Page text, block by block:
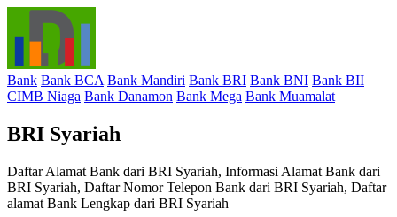
Bank Bank BCA Bank Mandiri Bank BRI Bank BNI Bank BII
CIMB Niaga Bank Danamon Bank Mega Bank Muamalat
BRI Syariah
Daftar Alamat Bank dari BRI Syariah, Informasi Alamat Bank dari
BRI Syariah, Daftar Nomor Telepon Bank dari BRI Syariah, Daftar
alamat Bank Lengkap dari BRI Syariah